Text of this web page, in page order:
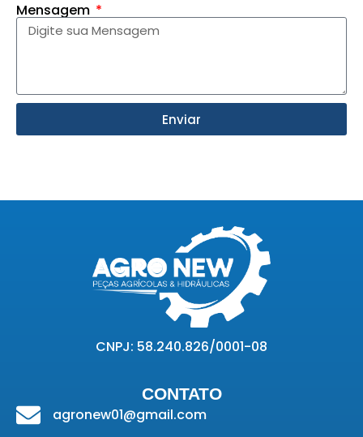
Mensagem
Enviar
CNPJ: 58.240.826/0001-08
CONTATO
agronew01@gmail.com